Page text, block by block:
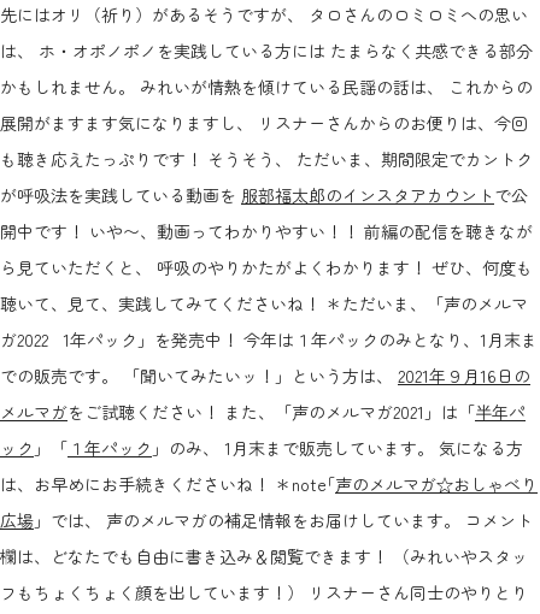
先にはオリ（祈り）があるそうですが、 タロさんのロミロミへの思い
は、 ホ・オポノポノを実践している方には たまらなく共感できる部分
かもしれません。 みれいが情熱を傾けている民謡の話は、 これからの
展開がますます気になりますし、 リスナーさんからのお便りは、今回
も聴き応えたっぷりです！ そうそう、 ただいま、期間限定でカントク
が呼吸法を実践している動画を 服部福太郎のインスタアカウント で公
開中です！ いや〜、動画ってわかりやすい！！ 前編の配信を聴きなが
ら見ていただくと、 呼吸のやりかたがよくわかります！ ぜひ、何度も
聴いて、見て、実践してみてくださいね！ ＊ただいま、「声のメルマ
ガ2022 1年パック」を発売中！ 今年は１年パックのみとなり、1月末ま
での販売です。 「聞いてみたいッ！」という方は、 2021年９月16日の
メルマガをご試聴ください！ また、「声のメルマガ2021」は「半年パ
ック 」「 １年パック 」のみ、 1月末まで販売しています。 気になる方
は、お早めにお手続きくださいね！ ＊note｢声のメルマガ☆おしゃべり
広場 」では、 声のメルマガの補足情報をお届けしています。 コメント
欄は、どなたでも自由に書き込み＆閲覧できます！ （みれいやスタッ
フもちょくちょく顔を出しています！） リスナーさん同士のやりとり